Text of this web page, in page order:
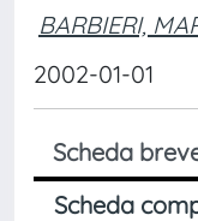
BARBIERI,
2002-01-01
Scheda
Scheda